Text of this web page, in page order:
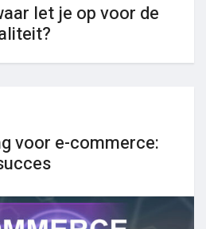
let je op voor de
voor e-commerce: